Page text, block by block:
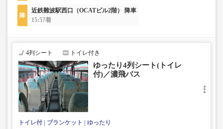
近鉄難波駅西口（OCATビル2階） 降車
15:57着
4列シート トイレ付き
ゆったり4列シート(トイレ
付)／濃飛バス
トイレ付 ブランケット ゆったり